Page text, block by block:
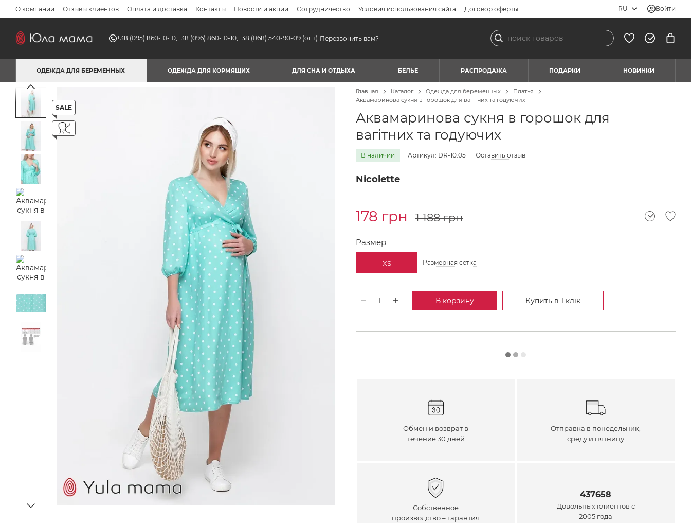
Перейти к основному контенту
О компании Отзывы клиентов Оплата и доставка Контакты Новости и акции Сотрудничество Условия использования сайта Договор оферты RU Войти
+38 (095) 860-10-10,+38 (096) 860-10-10,+38 (068) 540-90-09 (опт) Перезвонить вам?
ОДЕЖДА ДЛЯ БЕРЕМЕННЫХ ОДЕЖДА ДЛЯ КОРМЯЩИХ ДЛЯ СНА И ОТДЫХА БЕЛЬЕ РАСПРОДАЖА ПОДАРКИ НОВИНКИ
SALE
Главная Каталог Одежда для беременных
Платья
Аквамаринова сукня в горошок для вагітних та годуючих
Аквамаринова сукня в горошок для
вагітних та годуючих
В наличии Артикул: DR-10.051 Оставить отзыв
Nicolette
178 грн 1 188 грн
Размер
XS Размерная сетка
В корзину Купить в 1 клік
Обмен и возврат в
течение 30 дней
Отправка в понедельник,
среду и пятницу
Собственное
производство – гарантия
437658
Довольных клиентов с
2005 года